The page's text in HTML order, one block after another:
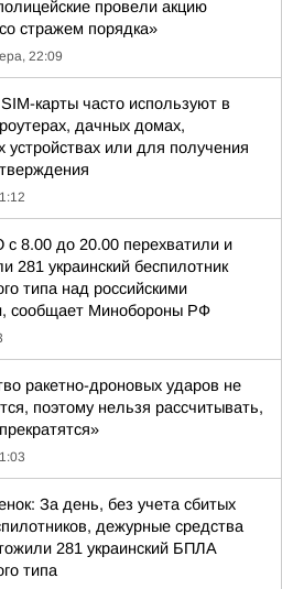
провели акцию
стражем порядка»
22:09
карты часто используют в
дачных домах,
устройствах или для получения
8.00 до 20.00 перехватили и
281 украинский беспилотник
типа над российскими
сообщает Минобороны РФ
ракетно-дроновых ударов не
поэтому нельзя рассчитывать,
За день, без учета сбитых
дежурные средства
281 украинский БПЛА
типа